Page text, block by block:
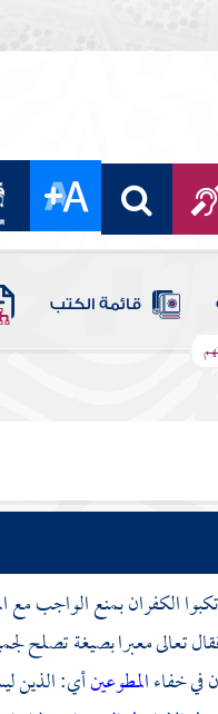
قائمة الكتب
الكفران بمنع الواجب
تعالى معبرا بصيغة تصلح
في خفاءالمطوعينأي: الذين